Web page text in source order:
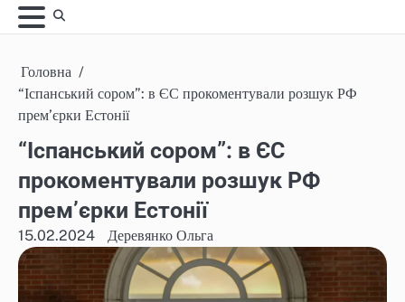
Skip
to
Головна
“Іспанський сором”: в ЄС прокоментували розшук РФ
прем’єрки Естонії
“Іспанський сором”: в ЄС
прокоментували розшук РФ
прем’єрки Естонії
15.02.2024 Деревянко Ольга